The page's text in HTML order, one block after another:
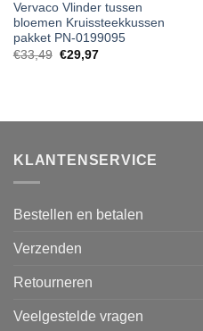
Vervaco Vlinder tussen
bloemen Kruissteekkussen
pakket PN-0199095
€33,49 €29,97
KLANTENSERVICE
Bestellen en betalen
Verzenden
Retourneren
Veelgestelde vragen